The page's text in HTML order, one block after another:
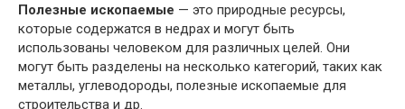
Полезные ископаемые — это природные ресурсы,
которые содержатся в недрах и могут быть
использованы человеком для различных целей. Они
могут быть разделены на несколько категорий, таких как
металлы, углеводороды, полезные ископаемые для
строительства и др.